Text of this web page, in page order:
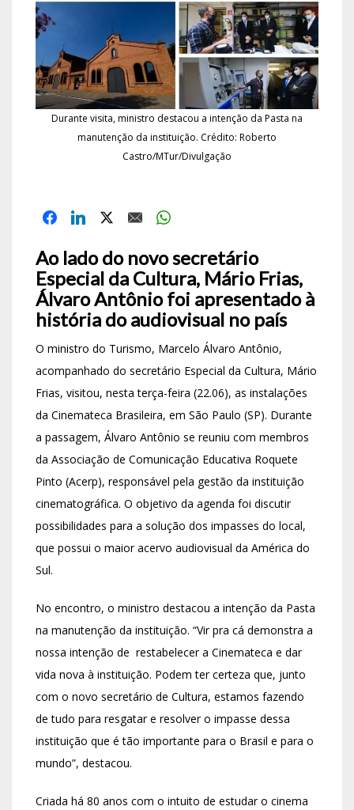
Durante visita, ministro destacou a intenção da Pasta na
manutenção da instituição. Crédito: Roberto
Castro/MTur/Divulgação
Ao lado do novo secretário
Especial da Cultura, Mário Frias,
Álvaro Antônio foi apresentado à
história do audiovisual no país
O ministro do Turismo, Marcelo Álvaro Antônio,
acompanhado do secretário Especial da Cultura, Mário
Frias, visitou, nesta terça-feira (22.06), as instalações
da Cinemateca Brasileira, em São Paulo (SP). Durante
a passagem, Álvaro Antônio se reuniu com membros
da Associação de Comunicação Educativa Roquete
Pinto (Acerp), responsável pela gestão da instituição
cinematográfica. O objetivo da agenda foi discutir
possibilidades para a solução dos impasses do local,
que possui o maior acervo audiovisual da América do
Sul.
No encontro, o ministro destacou a intenção da Pasta
na manutenção da instituição. “Vir pra cá demonstra a
nossa intenção de restabelecer a Cinemateca e dar
vida nova à instituição. Podem ter certeza que, junto
com o novo secretário de Cultura, estamos fazendo
de tudo para resgatar e resolver o impasse dessa
instituição que é tão importante para o Brasil e para o
mundo”, destacou.
Criada há 80 anos com o intuito de estudar o cinema